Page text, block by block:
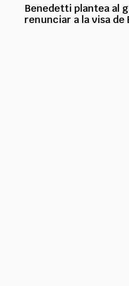
Benedetti plantea al
renunciar a la visa de